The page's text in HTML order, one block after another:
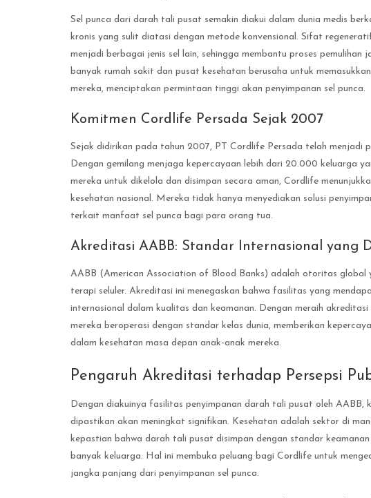
Sel punca dari darah tali pusat semakin diakui dalam dunia medis
kronis yang sulit diatasi dengan metode konvensional. Sifat
menjadi berbagai jenis sel lain, sehingga membantu proses pemulihan
banyak rumah sakit dan pusat kesehatan berusaha untuk
mereka, menciptakan permintaan tinggi akan penyimpanan sel punca.
Komitmen Cordlife Persada Sejak 2007
Sejak didirikan pada tahun 2007, PT Cordlife Persada telah menjadi
Dengan gemilang menjaga kepercayaan lebih dari 20.000 keluarga
mereka untuk dikelola dan disimpan secara aman, Cordlife
kesehatan nasional. Mereka tidak hanya menyediakan solusi
terkait manfaat sel punca bagi para orang tua.
Akreditasi AABB: Standar Internasional yang
AABB (American Association of Blood Banks) adalah otoritas global
terapi seluler. Akreditasi ini menegaskan bahwa fasilitas yang
internasional dalam kualitas dan keamanan. Dengan meraih
mereka beroperasi dengan standar kelas dunia, memberikan
dalam kesehatan masa depan anak-anak mereka.
Pengaruh Akreditasi terhadap Persepsi
Dengan diakuinya fasilitas penyimpanan darah tali pusat oleh
dipastikan akan meningkat signifikan. Kesehatan adalah sektor di
kepastian bahwa darah tali pusat disimpan dengan standar
banyak keluarga. Hal ini membuka peluang bagi Cordlife untuk
jangka panjang dari penyimpanan sel punca.